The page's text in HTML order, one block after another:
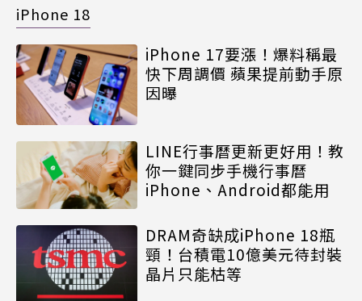
iPhone 18
iPhone 17要漲！爆料稱最
快下周調價 蘋果提前動手原
因曝
LINE行事曆更新更好用！教
你一鍵同步手機行事曆
iPhone、Android都能用
DRAM奇缺成iPhone 18瓶
頸！台積電10億美元待封裝
晶片只能枯等